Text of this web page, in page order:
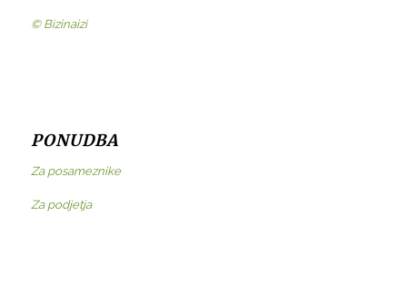
© Bizinaizi
PONUDBA
Za posameznike
Za podjetja